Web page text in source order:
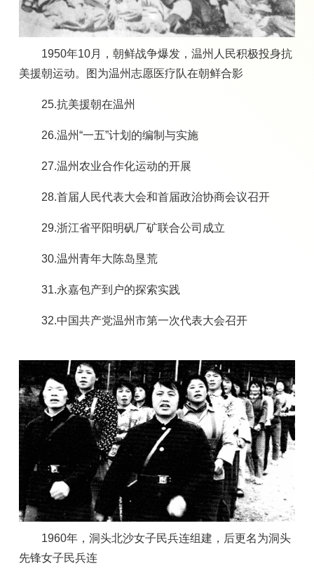
1950年10月，朝鲜战争爆发，温州人民积极投身抗
美援朝运动。图为温州志愿医疗队在朝鲜合影
25.抗美援朝在温州
26.温州“一五”计划的编制与实施
27.温州农业合作化运动的开展
28.首届人民代表大会和首届政治协商会议召开
29.浙江省平阳明矾厂矿联合公司成立
30.温州青年大陈岛垦荒
31.永嘉包产到户的探索实践
32.中国共产党温州市第一次代表大会召开
1960年，洞头北沙女子民兵连组建，后更名为洞头
先锋女子民兵连